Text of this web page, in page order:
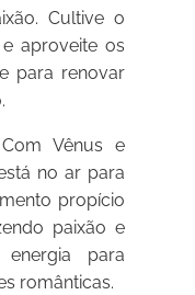
Cultive o
aproveite os
para renovar
Vênus e
no ar para
propício
paixão e
energia para
românticas.